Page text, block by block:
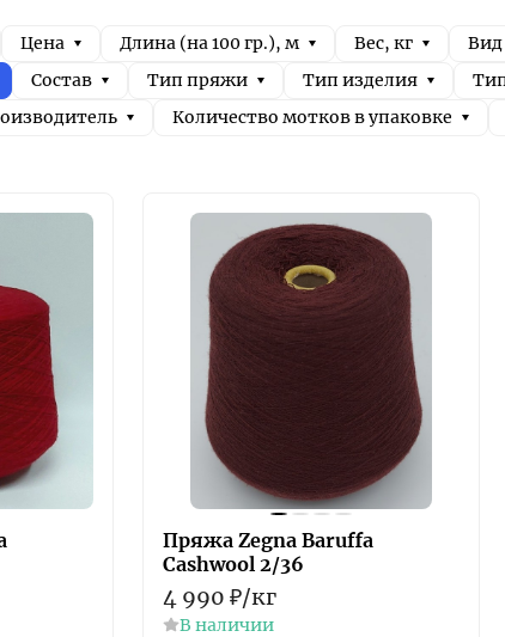
Цена Длина (на 100 гр.), м Вес, кг
Состав Тип пряжи Тип изделия
Количество мотков в упаковке
Пряжа Zegna Baruffa
Cashwool 2/36
4 990 ₽/кг
В наличии